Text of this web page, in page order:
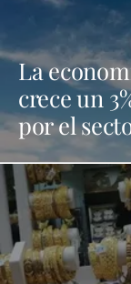
La
crece un
por el